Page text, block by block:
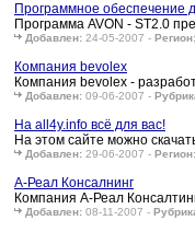
Программное обеспечение
Программа AVON - ST2.0
Добавлен: 24-05-2007 - Регион:
Компания bevolex
Компания bevolex -
Добавлен: 09-06-2007 -
На all4y.info всё для вас!
На этом сайте можно
Добавлен: 29-06-2007 - Регион:
А-Реал Консалнинг
Компания А-Реал
Добавлен: 08-11-2007 -